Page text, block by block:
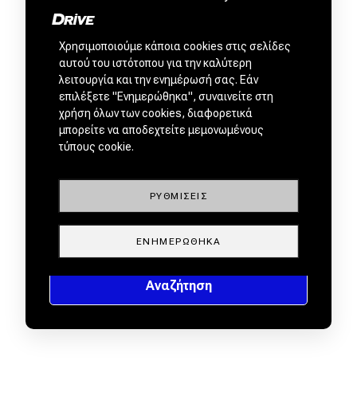
Χρησιμοποιούμε κάποια cookies στις σελίδες
αυτού του ιστότοπου για την καλύτερη
λειτουργία και την ενημέρωσή σας. Εάν
επιλέξετε "Ενημερώθηκα", συναινείτε στη
χρήση όλων των cookies, διαφορετικά
μπορείτε να αποδεχτείτε μεμονωμένους
τύπους cookie.
ΡΥΘΜΊΣΕΙΣ
ΕΝΗΜΕΡΏΘΗΚΑ